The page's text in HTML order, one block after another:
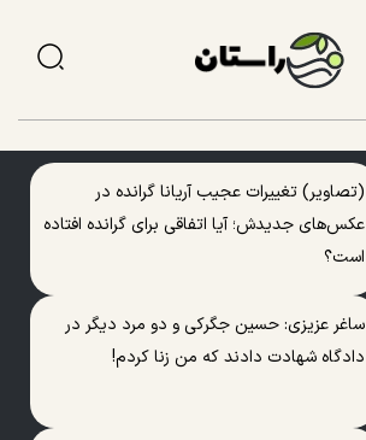
(تصاویر) تغییرات عجیب آریانا گرانده در
عکس‌های جدیدش؛ آیا اتفاقی برای گرانده افتاده
است؟
ساغر عزیزی: حسین جگرکی و دو مرد دیگر در
دادگاه شهادت دادند که من زنا کردم!